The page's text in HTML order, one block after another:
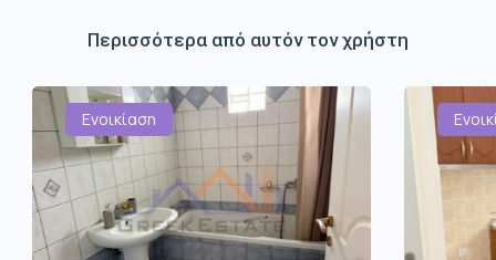
Περισσότερα από αυτόν τον χρήστη
Ενοικίαση